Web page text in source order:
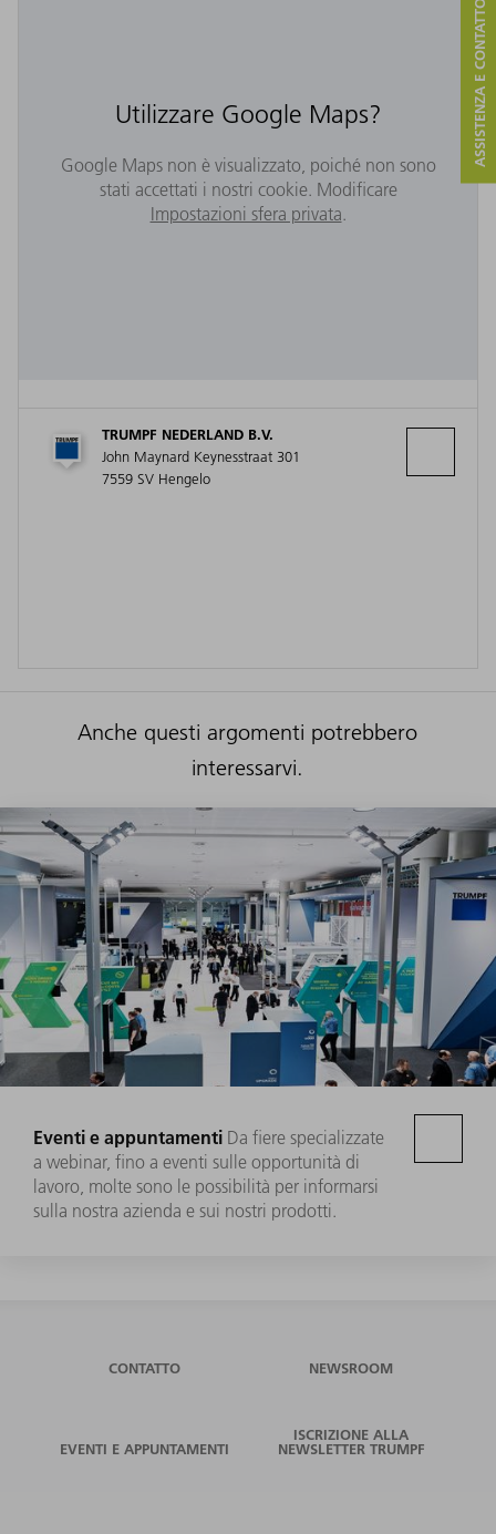
Utilizzare Google Maps?
Google Maps non è visualizzato, poiché non sono
stati accettati i nostri cookie. Modificare
Impostazioni sfera privata.
TRUMPF NEDERLAND B.V.
John Maynard Keynesstraat 301
7559 SV Hengelo
Anche questi argomenti potrebbero
interessarvi.
Eventi e appuntamenti Da fiere specializzate
a webinar, fino a eventi sulle opportunità di
lavoro, molte sono le possibilità per informarsi
sulla nostra azienda e sui nostri prodotti.
ASSISTENZA E CONTATTO
CONTATTO NEWSROOM
EVENTI E APPUNTAMENTI
ISCRIZIONE ALLA
NEWSLETTER TRUMPF